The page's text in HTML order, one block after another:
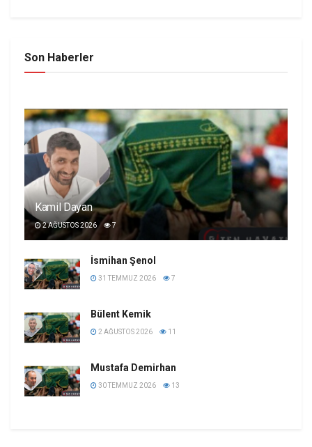
Son Haberler
Kamil Dayan
2 AĞUSTOS 2026 7
İsmihan Şenol
31 TEMMUZ 2026 7
Bülent Kemik
2 AĞUSTOS 2026 11
Mustafa Demirhan
30 TEMMUZ 2026 13